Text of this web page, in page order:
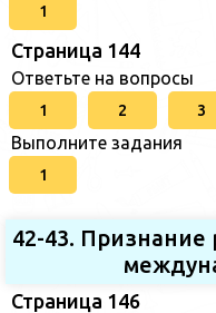
1
Страница 144
Ответьте на вопросы
1 2 3
Выполните задания
1
42-43. Признание
Страница 146